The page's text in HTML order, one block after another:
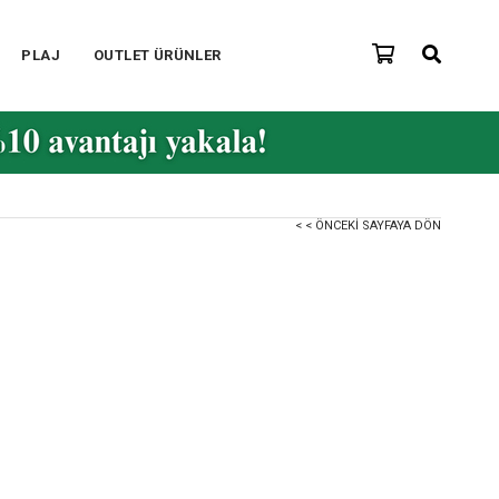
PLAJ OUTLET ÜRÜNLER
< < ÖNCEKI SAYFAYA DÖN